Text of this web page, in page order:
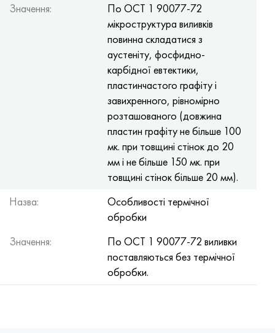
Значення:
По ОСТ 1 90077-72
мікроструктура виливків
повинна складатися з
аустеніту, фосфидно-
карбідної евтектики,
пластинчастого графіту і
завихренного, рівномірно
розташованого (довжина
пластин графіту не більше 100
мк. при товщині стінок до 20
мм і не більше 150 мк. при
товщині стінок більше 20 мм).
Назва:
Особливості термічної
обробки
Значення:
По ОСТ 1 90077-72 виливки
поставляються без термічної
обробки.